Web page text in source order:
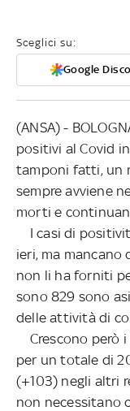
Sceglici su:
Google
(ANSA) -
positivi al Covid
tamponi fatti, un
sempre avviene
morti e
I casi di
ieri, ma mancano
non li ha forniti
sono 829 sono
delle attività di
Crescono però i
per un totale di
(+103) negli altri
non necessitano